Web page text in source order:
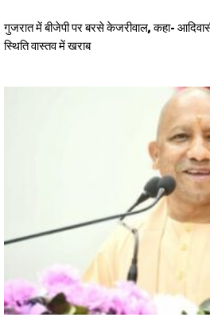
गुजरात में बीजेपी पर बरसे केजरीवाल, कहा-
स्थिति वास्तव में खराब